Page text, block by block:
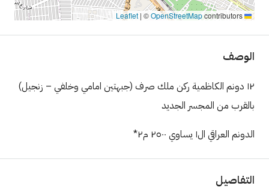
| ©OpenStreetMapcontributors
الوصف
١٢ دونم الكاظمية ركن ملك صرف (جبهتين امامي وخلفي – زنجيل)
بالقرب من المجسر الجديد
الدونم العراقي ال١ يساوي ٢٥٠٠ م٢*
التفاصيل